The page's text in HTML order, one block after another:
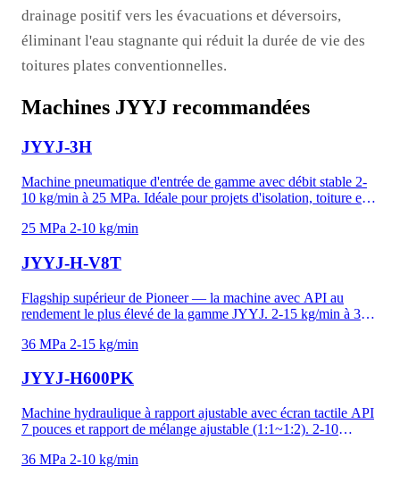
drainage positif vers les évacuations et déversoirs,
éliminant l'eau stagnante qui réduit la durée de vie des
toitures plates conventionnelles.
Machines JYYJ recommandées
JYYJ-3H
Machine pneumatique d'entrée de gamme avec débit stable 2-
10 kg/min à 25 MPa. Idéale pour projets d'isolation, toiture et
monophasée 380V, chauffage 9,5 kW, pistolet autonettoyant
pneumatique JYYJ.
25 MPa 2-10 kg/min
JYYJ-H-V8T
Flagship supérieur de Pioneer — la machine avec API au
rendement le plus élevé de la gamme JYYJ. 2-15 kg/min à 36
démarrage/arrêt d'un clic et protection basse température
Conception de pompe surpresseur plate réduit l'empreinte tout
projets industriels les plus exigeants en polyurée et
polyuréthane.
36 MPa 2-15 kg/min
JYYJ-H600PK
Machine hydraulique à rapport ajustable avec écran tactile API
7 pouces et rapport de mélange ajustable (1:1~1:2). 2-10
applications de précision critique. Mémoire de recettes et
36 MPa 2-10 kg/min